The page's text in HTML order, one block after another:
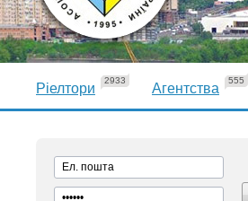
Ріелтори
2933
Агентства
555